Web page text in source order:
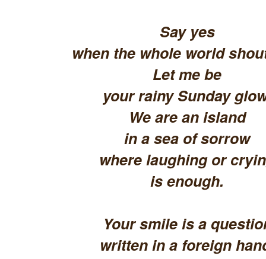
Say yes
when the whole world
Let me be
your rainy Sunday
We are an island
in a sea of sorrow
where laughing or
is enough.
Your smile is a
written in a foreign